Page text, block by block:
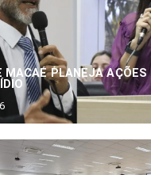
MACAÉ PLANEJA AÇÕES